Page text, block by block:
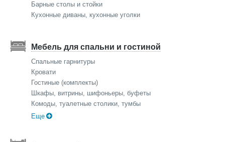
Барные столы и стойки
Кухонные диваны, кухонные уголки
Мебель для спальни и гостиной
Спальные гарнитуры
Кровати
Гостиные (комплекты)
Шкафы, витрины, шифоньеры, буфеты
Комоды, туалетные столики, тумбы
Еще